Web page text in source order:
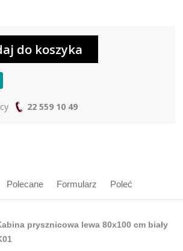
22 559 10 49
Polecane Formularz Poleć
prysznicowa lewa 80x100 cm biały